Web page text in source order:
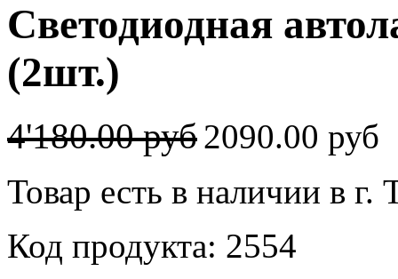
Светодиодная
(2шт.)
4'180.00 руб2090.00 руб
Товар есть в наличии в г.
Код продукта: 2554